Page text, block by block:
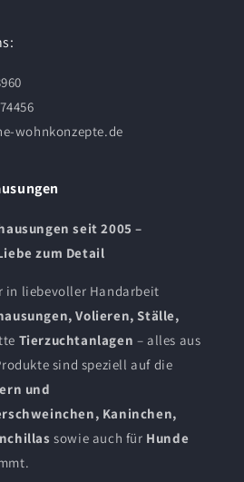
wohnkonzepte.de
seit 2005 –
zum Detail
in liebevoller Handarbeit
Volieren, Ställe,
Tierzuchtanlagen – alles aus
sind speziell auf die
und
Kaninchen,
sowie auch für Hunde